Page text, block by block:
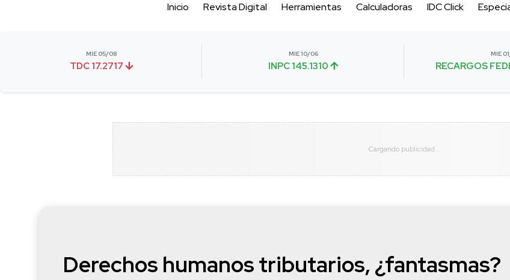
Inicio Revista Digital Herramientas Calculadoras IDC Click
MIE 05/08
TDC 17.2717
MIE 10/06
INPC 145.1310
MIE
RECARGOS
Derechos humanos tributarios, ¿fantasmas?